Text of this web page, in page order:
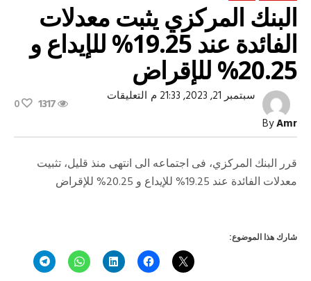
البنك المركزي يثبت معدلات
الفائدة عند 19.25% للإيداع و
20.25% للإقراض
ByAmr
سبتمبر 21, 2023, 21:33 م التعليقاتعلى
معدلات
عند
19.25%
للإيداع
1317
0
قرر البنك المركزي، فى اجتماعه الى انتهى منذ قليل، تثبيت
معدلات الفائدة عند 19.25% للإيداع و 20.25% للإقراض
شارك هذا الموضوع: